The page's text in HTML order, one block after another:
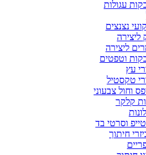
עגולות
נצנצים
ליצירה
ליצירה
וטפטים
עץ
טקסטיל
וחול צבעוני
קלקר
וסרטי בד
חיתוך